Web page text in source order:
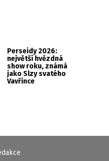
Perseidy 2026:
největší hvězdná
show roku, známá
jako Slzy svatého
Vavřince